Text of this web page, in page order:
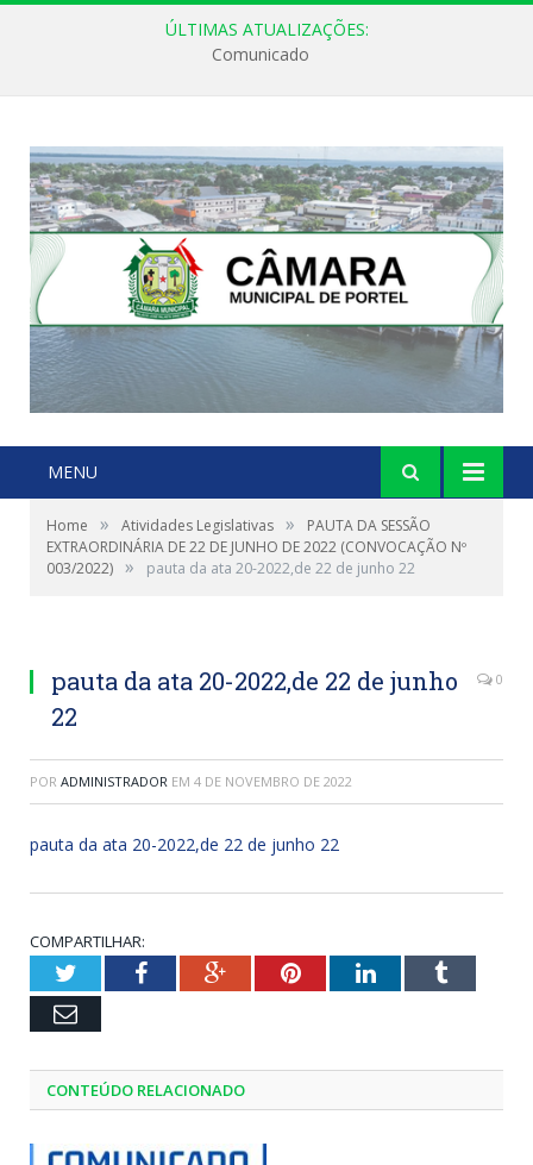
ÚLTIMAS ATUALIZAÇÕES:
Comunicado
MENU
Home » Atividades Legislativas »
PAUTA DA SESSÃO
EXTRAORDINÁRIA DE 22 DE JUNHO DE 2022 (CONVOCAÇÃO Nº
003/2022) » pauta da ata 20-2022,de 22 de junho 22
pauta da ata 20-2022,de 22 de junho
22
0
POR ADMINISTRADOR EM 4 DE NOVEMBRO DE 2022
pauta da ata 20-2022,de 22 de junho 22
COMPARTILHAR:
TwitterFacebookGoogle+PinterestLinkedInTumblr
Email
CONTEÚDO RELACIONADO